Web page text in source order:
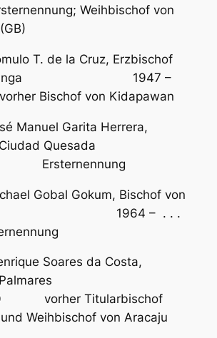
Weihbischof von
T. de la Cruz, Erzbischof
1947 –
Bischof von Kidapawan
Manuel Garita Herrera,
Ciudad Quesada
. Ersternennung
Gobal Gokum, Bischof von
1964 – . . .
Soares da Costa,
von Palmares
vorher Titularbischof
Weihbischof von Aracaju